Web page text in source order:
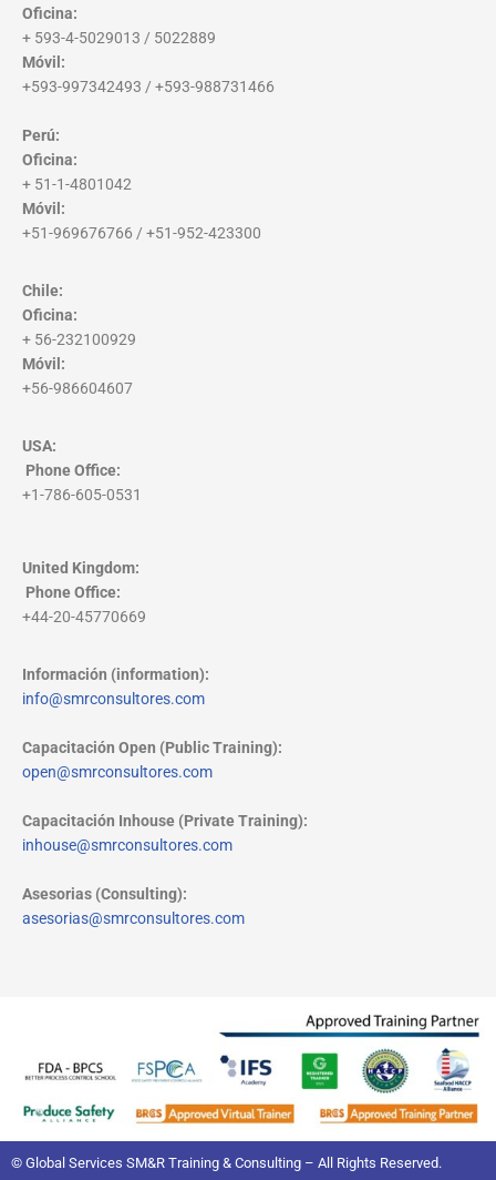
Oficina:
+ 593-4-5029013 / 5022889
Móvil:
+593-997342493 / +593-988731466
Perú:
Oficina:
+ 51-1-4801042
Móvil:
+51-969676766 / +51-952-423300
Chile:
Oficina:
+ 56-232100929
Móvil:
+56-986604607
USA:
Phone Office:
+1-786-605-0531
United Kingdom:
Phone Office:
+44-20-45770669
Información (information):
info@smrconsultores.com
Capacitación Open (Public Training):
open@smrconsultores.com
Capacitación Inhouse (Private Training):
inhouse@smrconsultores.com
Asesorias (Consulting):
asesorias@smrconsultores.com
© Global Services SM&R Training & Consulting – All Rights Reserved.